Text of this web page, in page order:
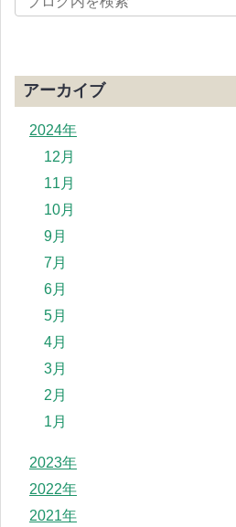
アーカイブ
2024年
12月
11月
10月
9月
7月
6月
5月
4月
3月
2月
1月
2023年
2022年
2021年